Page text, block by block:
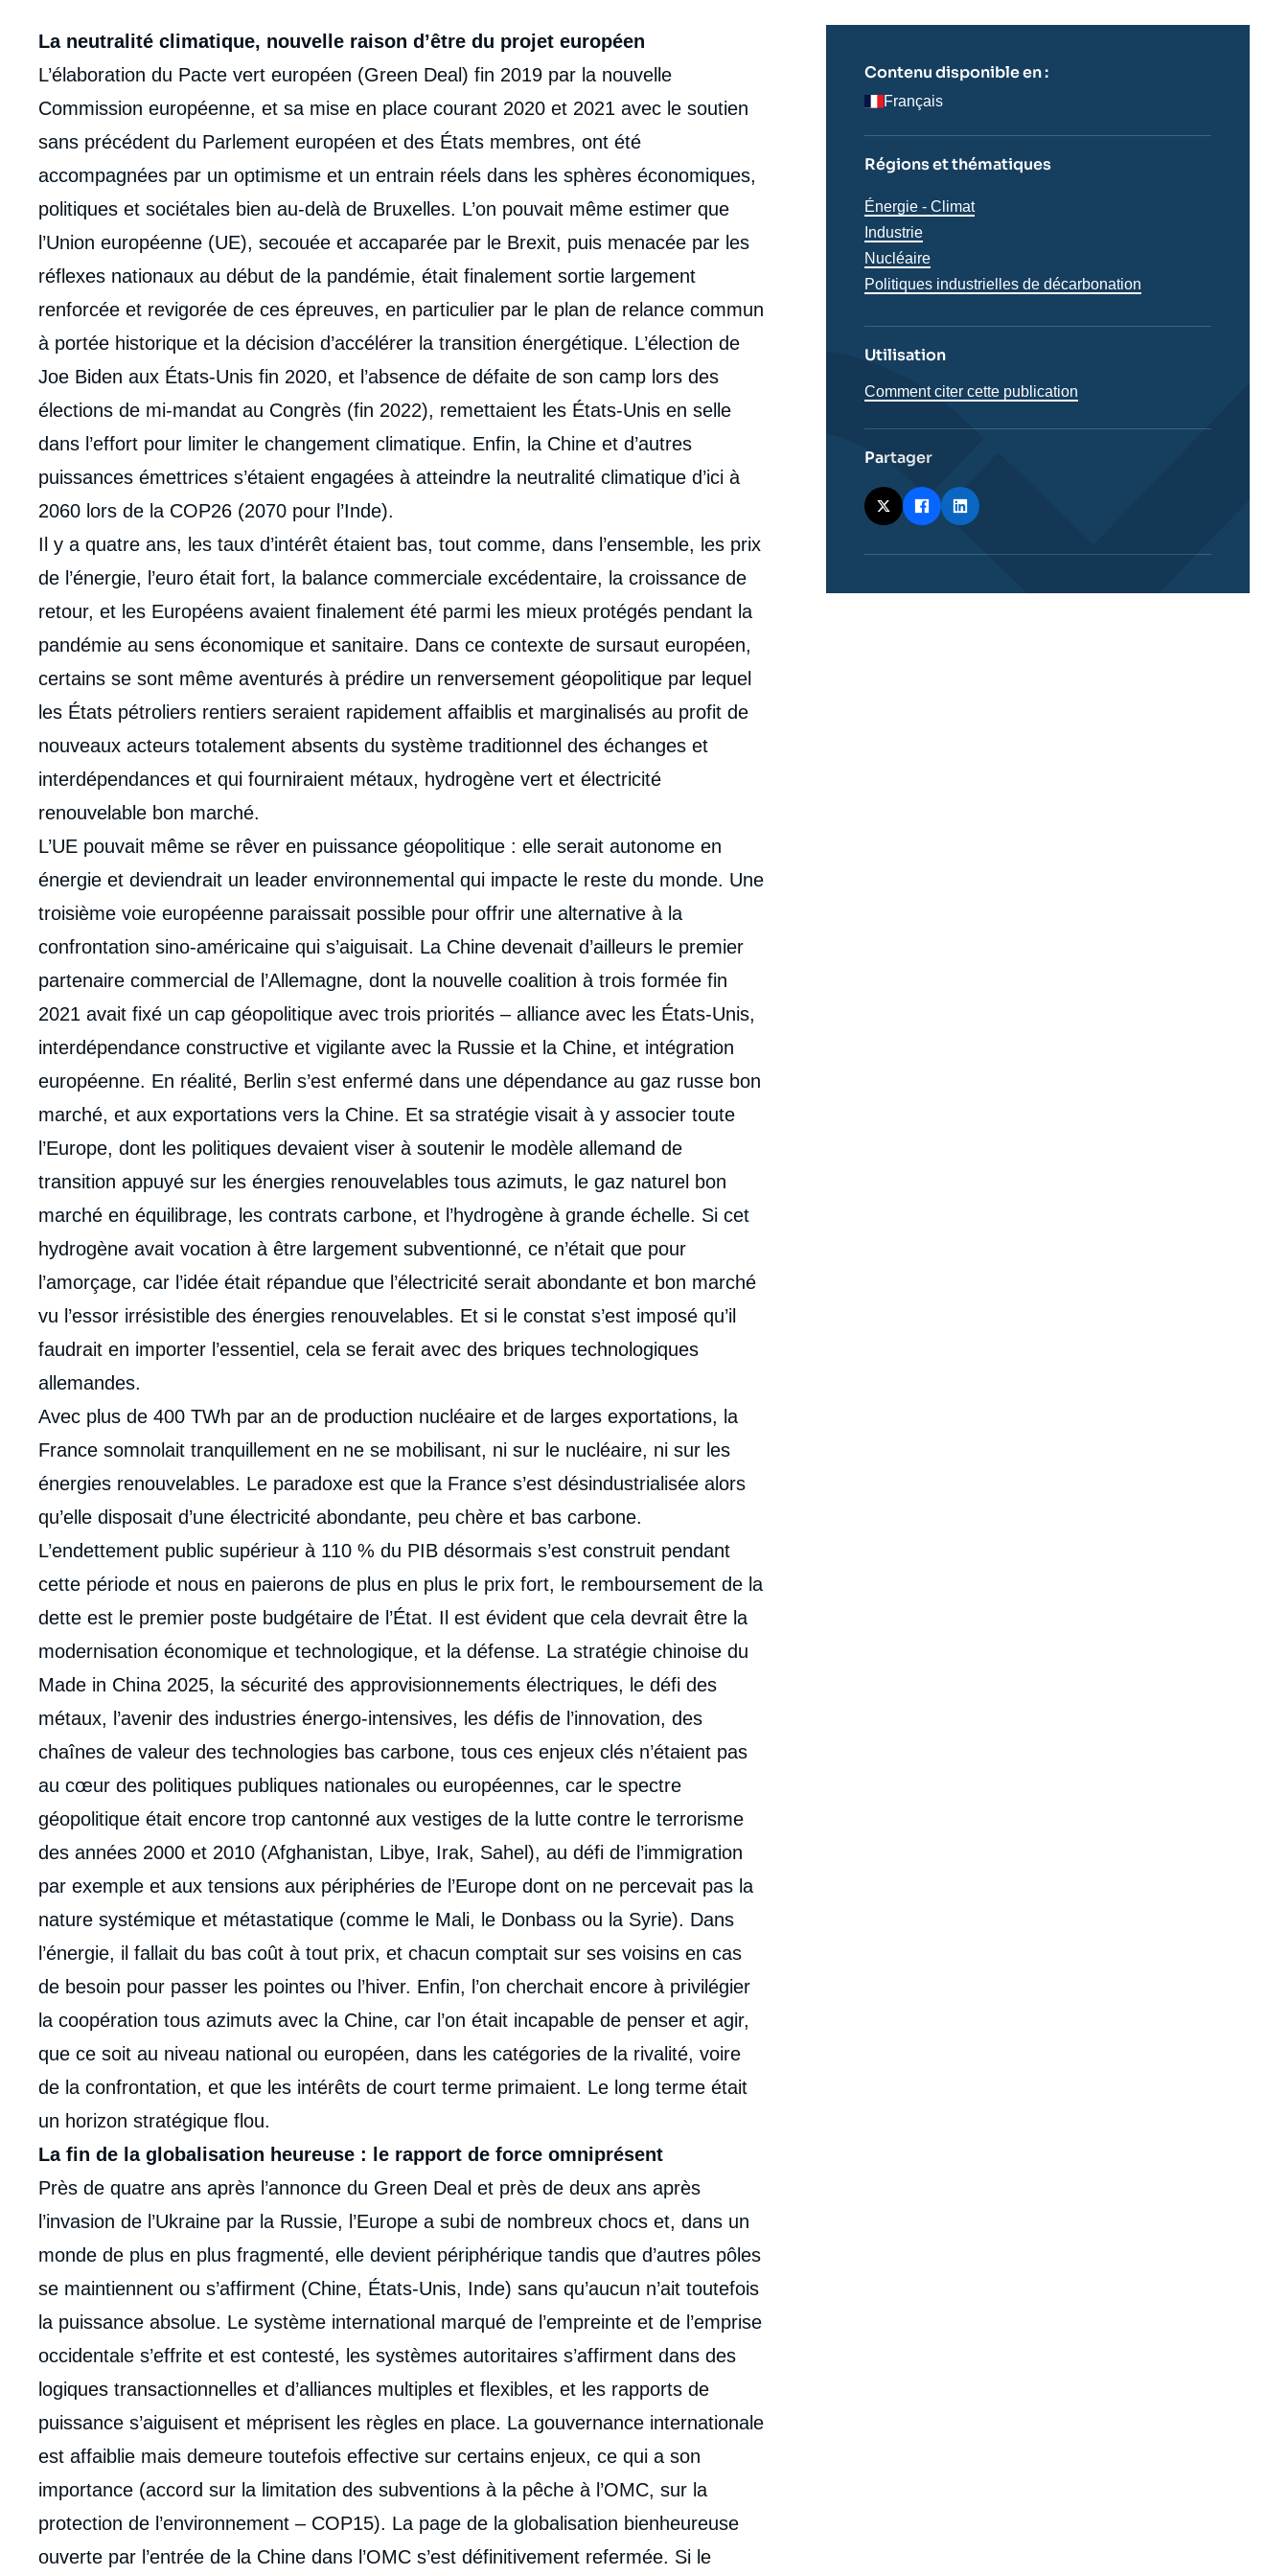
Corps
analyses
La neutralité climatique, nouvelle raison d’être du projet européen
L’élaboration du Pacte vert européen (Green Deal) fin 2019 par la nouvelle
Commission européenne, et sa mise en place courant 2020 et 2021 avec le soutien
sans précédent du Parlement européen et des États membres, ont été
accompagnées par un optimisme et un entrain réels dans les sphères économiques,
politiques et sociétales bien au-delà de Bruxelles. L’on pouvait même estimer que
l’Union européenne (UE), secouée et accaparée par le Brexit, puis menacée par les
réflexes nationaux au début de la pandémie, était finalement sortie largement
renforcée et revigorée de ces épreuves, en particulier par le plan de relance commun
à portée historique et la décision d’accélérer la transition énergétique. L’élection de
Joe Biden aux États-Unis fin 2020, et l’absence de défaite de son camp lors des
élections de mi-mandat au Congrès (fin 2022), remettaient les États-Unis en selle
dans l’effort pour limiter le changement climatique. Enfin, la Chine et d’autres
puissances émettrices s’étaient engagées à atteindre la neutralité climatique d’ici à
2060 lors de la COP26 (2070 pour l’Inde).
Il y a quatre ans, les taux d’intérêt étaient bas, tout comme, dans l’ensemble, les prix
de l’énergie, l’euro était fort, la balance commerciale excédentaire, la croissance de
retour, et les Européens avaient finalement été parmi les mieux protégés pendant la
pandémie au sens économique et sanitaire. Dans ce contexte de sursaut européen,
certains se sont même aventurés à prédire un renversement géopolitique par lequel
les États pétroliers rentiers seraient rapidement affaiblis et marginalisés au profit de
nouveaux acteurs totalement absents du système traditionnel des échanges et
interdépendances et qui fourniraient métaux, hydrogène vert et électricité
renouvelable bon marché.
L’UE pouvait même se rêver en puissance géopolitique : elle serait autonome en
énergie et deviendrait un leader environnemental qui impacte le reste du monde. Une
troisième voie européenne paraissait possible pour offrir une alternative à la
confrontation sino-américaine qui s’aiguisait. La Chine devenait d’ailleurs le premier
partenaire commercial de l’Allemagne, dont la nouvelle coalition à trois formée fin
2021 avait fixé un cap géopolitique avec trois priorités – alliance avec les États-Unis,
interdépendance constructive et vigilante avec la Russie et la Chine, et intégration
européenne. En réalité, Berlin s’est enfermé dans une dépendance au gaz russe bon
marché, et aux exportations vers la Chine. Et sa stratégie visait à y associer toute
l’Europe, dont les politiques devaient viser à soutenir le modèle allemand de
transition appuyé sur les énergies renouvelables tous azimuts, le gaz naturel bon
marché en équilibrage, les contrats carbone, et l’hydrogène à grande échelle. Si cet
hydrogène avait vocation à être largement subventionné, ce n’était que pour
l’amorçage, car l’idée était répandue que l’électricité serait abondante et bon marché
vu l’essor irrésistible des énergies renouvelables. Et si le constat s’est imposé qu’il
faudrait en importer l’essentiel, cela se ferait avec des briques technologiques
allemandes.
Avec plus de 400 TWh par an de production nucléaire et de larges exportations, la
France somnolait tranquillement en ne se mobilisant, ni sur le nucléaire, ni sur les
énergies renouvelables. Le paradoxe est que la France s’est désindustrialisée alors
qu’elle disposait d’une électricité abondante, peu chère et bas carbone.
L’endettement public supérieur à 110 % du PIB désormais s’est construit pendant
cette période et nous en paierons de plus en plus le prix fort, le remboursement de la
dette est le premier poste budgétaire de l’État. Il est évident que cela devrait être la
modernisation économique et technologique, et la défense. La stratégie chinoise du
Made in China 2025, la sécurité des approvisionnements électriques, le défi des
métaux, l’avenir des industries énergo-intensives, les défis de l’innovation, des
chaînes de valeur des technologies bas carbone, tous ces enjeux clés n’étaient pas
au cœur des politiques publiques nationales ou européennes, car le spectre
géopolitique était encore trop cantonné aux vestiges de la lutte contre le terrorisme
des années 2000 et 2010 (Afghanistan, Libye, Irak, Sahel), au défi de l’immigration
par exemple et aux tensions aux périphéries de l’Europe dont on ne percevait pas la
nature systémique et métastatique (comme le Mali, le Donbass ou la Syrie). Dans
l’énergie, il fallait du bas coût à tout prix, et chacun comptait sur ses voisins en cas
de besoin pour passer les pointes ou l’hiver. Enfin, l’on cherchait encore à privilégier
la coopération tous azimuts avec la Chine, car l’on était incapable de penser et agir,
que ce soit au niveau national ou européen, dans les catégories de la rivalité, voire
de la confrontation, et que les intérêts de court terme primaient. Le long terme était
un horizon stratégique flou.
La fin de la globalisation heureuse : le rapport de force omniprésent
Près de quatre ans après l’annonce du Green Deal et près de deux ans après
l’invasion de l’Ukraine par la Russie, l’Europe a subi de nombreux chocs et, dans un
monde de plus en plus fragmenté, elle devient périphérique tandis que d’autres pôles
se maintiennent ou s’affirment (Chine, États-Unis, Inde) sans qu’aucun n’ait toutefois
la puissance absolue. Le système international marqué de l’empreinte et de l’emprise
occidentale s’effrite et est contesté, les systèmes autoritaires s’affirment dans des
logiques transactionnelles et d’alliances multiples et flexibles, et les rapports de
puissance s’aiguisent et méprisent les règles en place. La gouvernance internationale
est affaiblie mais demeure toutefois effective sur certains enjeux, ce qui a son
importance (accord sur la limitation des subventions à la pêche à l’OMC, sur la
protection de l’environnement – COP15). La page de la globalisation bienheureuse
ouverte par l’entrée de la Chine dans l’OMC s’est définitivement refermée. Si le
Contenu disponible en :
Français
Régions et thématiques
Thématiques
analyses
Énergie - Climat
Industrie
Nucléaire
Politiques industrielles de décarbonation
Utilisation
Comment citer cette publication
Partager
de
de
la
publication
Marc-Antoine EYL-MAZZEGA, « La relance du
Eyl-Mazzega », Articles, Ifri, 5 octobre 2023.